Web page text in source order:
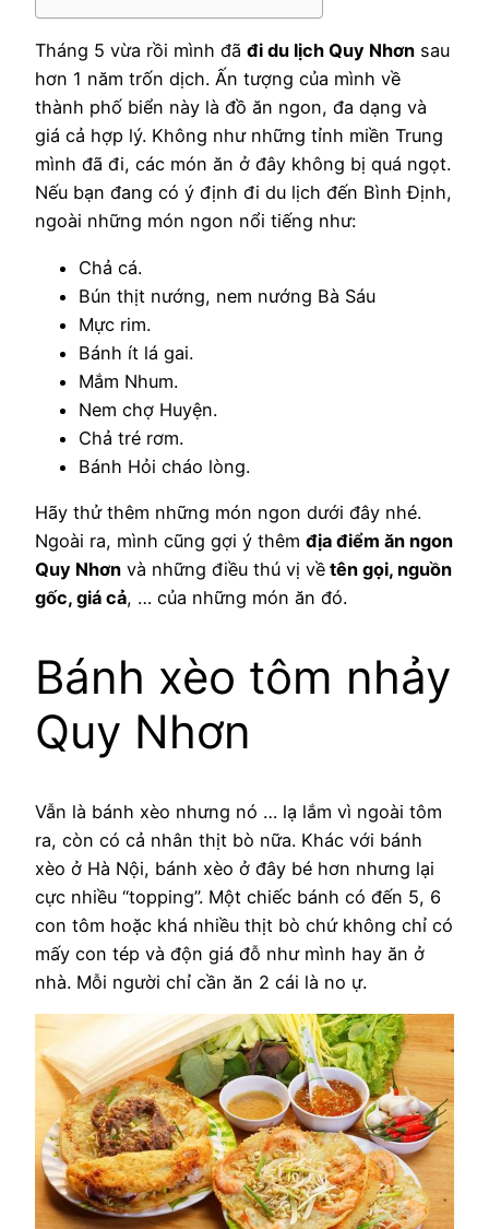
Tháng 5 vừa rồi mình đã đi du lịch Quy Nhơn sau
hơn 1 năm trốn dịch. Ấn tượng của mình về
thành phố biển này là đồ ăn ngon, đa dạng và
giá cả hợp lý. Không như những tỉnh miền Trung
mình đã đi, các món ăn ở đây không bị quá ngọt.
Nếu bạn đang có ý định đi du lịch đến Bình Định,
ngoài những món ngon nổi tiếng như:
Chả cá.
Bún thịt nướng, nem nướng Bà Sáu
Mực rim.
Bánh ít lá gai.
Mắm Nhum.
Nem chợ Huyện.
Chả tré rơm.
Bánh Hỏi cháo lòng.
Hãy thử thêm những món ngon dưới đây nhé.
Ngoài ra, mình cũng gợi ý thêm địa điểm ăn ngon
Quy Nhơn và những điều thú vị về tên gọi, nguồn
gốc, giá cả, … của những món ăn đó.
Bánh xèo tôm nhảy
Quy Nhơn
Vẫn là bánh xèo nhưng nó … lạ lắm vì ngoài tôm
ra, còn có cả nhân thịt bò nữa. Khác với bánh
xèo ở Hà Nội, bánh xèo ở đây bé hơn nhưng lại
cực nhiều “topping”. Một chiếc bánh có đến 5, 6
con tôm hoặc khá nhiều thịt bò chứ không chỉ có
mấy con tép và độn giá đỗ như mình hay ăn ở
nhà. Mỗi người chỉ cần ăn 2 cái là no ự.